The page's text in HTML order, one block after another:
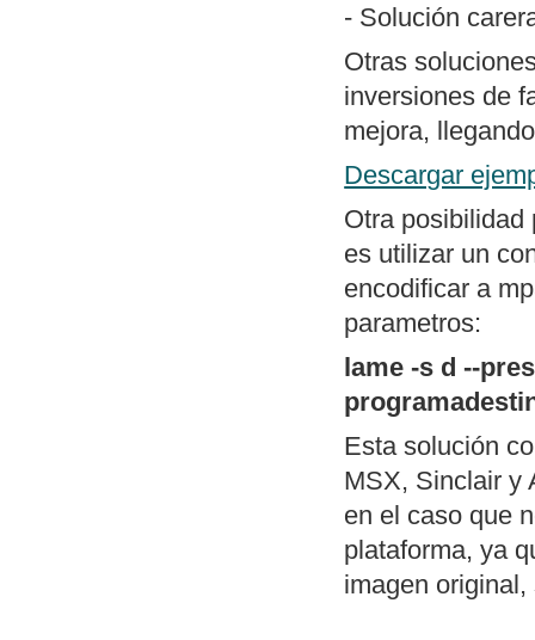
- Solución
Otras
inversiones de
mejora,
Descargar
Otra posibilidad
es utilizar un
encodificar a
parametros:
lame -s d --
Esta solución
MSX, Sinclair y
en el caso que
plataforma, ya
imagen